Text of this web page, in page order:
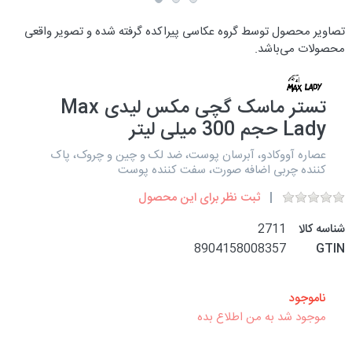
تصاویر محصول توسط گروه عکاسی پیراکده گرفته شده و تصویر واقعی
محصولات می‌باشد.
تستر ماسک گچی مکس لیدی Max
Lady حجم 300 میلی لیتر
عصاره آووکادو، آبرسان پوست، ضد لک و چین و چروک، پاک
کننده چربی اضافه صورت، سفت کننده پوست
ثبت نظر برای این محصول
شناسه کالا
2711
GTIN
8904158008357
ناموجود
موجود شد به من اطلاع بده